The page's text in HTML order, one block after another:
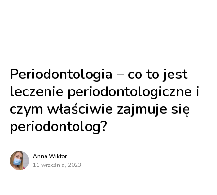
Periodontologia – co to jest
leczenie periodontologiczne i
czym właściwie zajmuje się
periodontolog?
Anna Wiktor
11 września, 2023